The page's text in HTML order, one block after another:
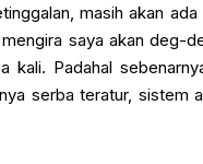
masih akan
saya akan deg-
kali. Padahal
serba teratur, sistem